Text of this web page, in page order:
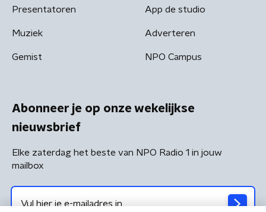
Presentatoren
Muziek
Gemist
App de studio
Adverteren
NPO Campus
Abonneer je op onze wekelijkse
nieuwsbrief
Elke zaterdag het beste van NPO Radio 1 in jouw
mailbox